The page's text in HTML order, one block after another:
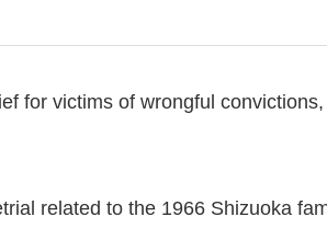
for victims of wrongful
related to the 1966 Shizuoka